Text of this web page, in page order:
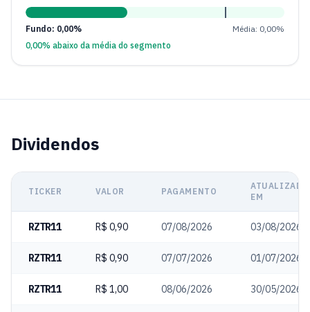
Fundo: 0,00%
Média: 0,00%
0,00% abaixo da média do segmento
Dividendos
TICKER VALOR PAGAMENTO
ATUALIZADO
EM
RZTR11 R$ 0,90 07/08/2026 03/08/2026
RZTR11 R$ 0,90 07/07/2026 01/07/2026
RZTR11 R$ 1,00 08/06/2026 30/05/2026